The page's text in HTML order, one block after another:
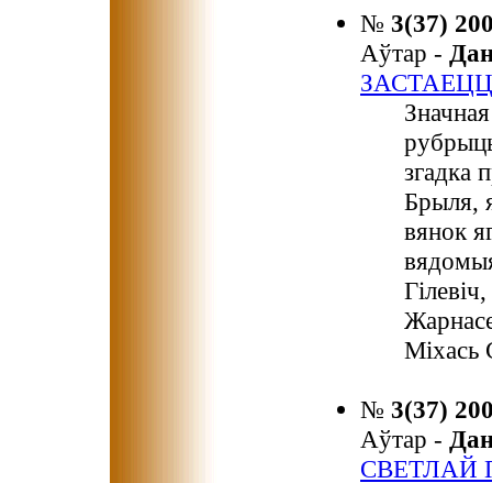
№ 3(37)
Аўтар -
згадка
Брыля,
вянок
Міхась
№ 3(37)
Аўтар -
СВЕТЛАЙ